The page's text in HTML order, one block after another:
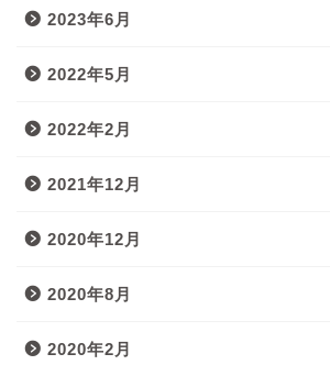
2023年6月
2022年5月
2022年2月
2021年12月
2020年12月
2020年8月
2020年2月